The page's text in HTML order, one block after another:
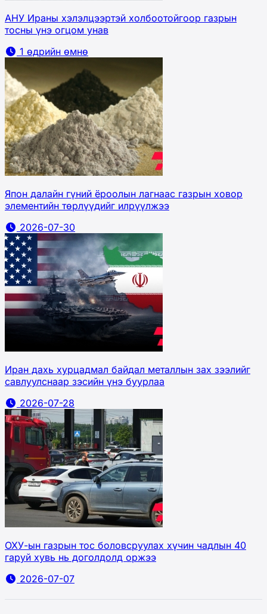
АНУ Ираны хэлэлцээртэй холбоотойгоор газрын
тосны үнэ огцом унав
1 өдрийн өмнө
Япон далайн гүний ёроолын лагнаас газрын ховор
элементийн төрлүүдийг илрүүлжээ
2026-07-30
Иран дахь хурцадмал байдал металлын зах зээлийг
савлуулснаар зэсийн үнэ буурлаа
2026-07-28
ОХУ-ын газрын тос боловсруулах хүчин чадлын 40
гаруй хувь нь доголдолд оржээ
2026-07-07